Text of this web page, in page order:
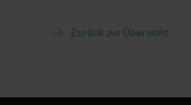
Zurück zur Übersicht